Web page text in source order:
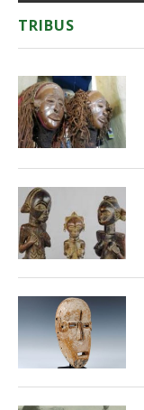
TRIBUS